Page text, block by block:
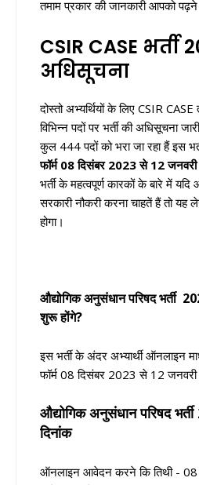
तमाम प्रकार की जानकारी आपको
CSIR CASE भर्ती
अधिसूचना
दोस्तो अभ्यर्थियों के लिए CSIR
विभिन्न पदों पर भर्ती की अधिसूचना
कुल 444 पदों को भरा जा रहा हैं इस
फॉर्म 08दिसंबर 2023 से 12
भर्ती के महत्वपूर्ण कारकों के बारे में
सरकारी नौकरी करना चाहतें हैं तो यह
होगा।
औद्योगिक अनुसंधान परिषद भर्ती
शुरू होंगे?
इस भर्ती के अंदर अभ्यार्थी ऑनलाइन
फॉर्म 08 दिसंबर 2023 से 12
औद्योगिक अनुसंधान परिषद भर्ती
दिनांक
ऑनलाइन आवेदन करने कि तिथी - 08